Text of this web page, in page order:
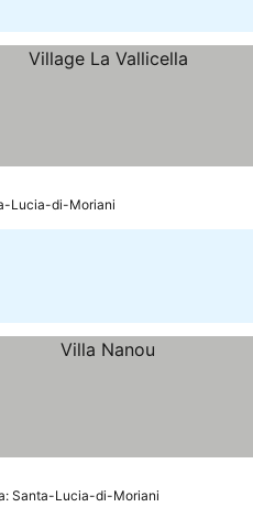
Lucia-di-Moriani
Santa-Lucia-di-Moriani